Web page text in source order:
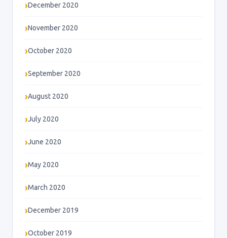
December 2020
November 2020
October 2020
September 2020
August 2020
July 2020
June 2020
May 2020
March 2020
December 2019
October 2019